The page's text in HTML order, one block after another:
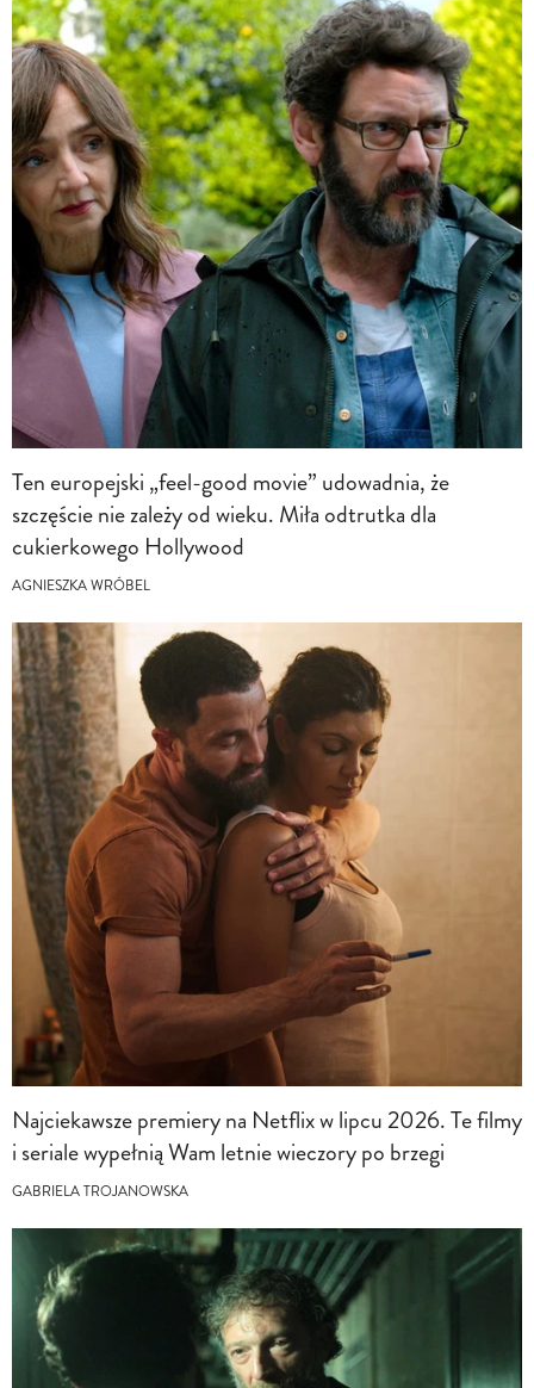
Ten europejski „feel-good movie” udowadnia, że
szczęście nie zależy od wieku. Miła odtrutka dla
cukierkowego Hollywood
AGNIESZKA WRÓBEL
Najciekawsze premiery na Netflix w lipcu 2026. Te filmy
i seriale wypełnią Wam letnie wieczory po brzegi
GABRIELA TROJANOWSKA